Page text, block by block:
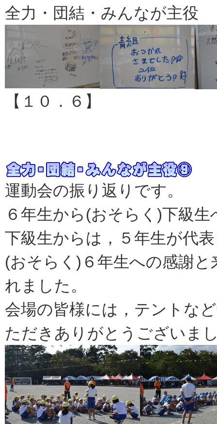
全力・団結・みんなが主役
【１０．６】
運動会の振り返りです。
６年生から(おそらく)下級
下級生からは，５年生が代
(おそらく)６年生への感謝
れました。
会場の皆様には，テントな
ただきありがとうございま